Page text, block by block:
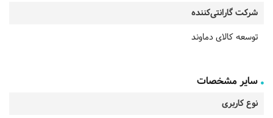
شرکت گارانتی‌کننده
توسعه کالای دماوند
سایر مشخصات
نوع کاربری